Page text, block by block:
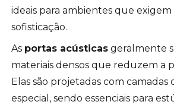
ideais para ambientes que
sofisticação.
As portas acústicas geralmente
materiais densos que reduzem a
Elas são projetadas com camadas
especial, sendo essenciais para